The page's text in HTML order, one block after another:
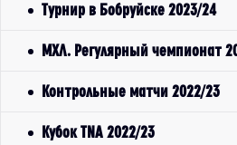
Турнир в Бобруйске 2023/24
МХЛ. Регулярный чемпионат
Контрольные матчи 2022/23
Кубок TNA 2022/23